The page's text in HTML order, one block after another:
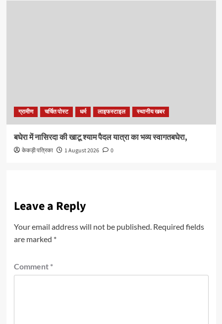
ग्रामीण चर्चित पोस्ट धर्म लाइफस्टाइल स्थानीय खबर
बघेरा में नासिरदा की खाटू श्याम पैदल यात्रा का भव्य स्वागतबघेरा,
केकड़ी पत्रिका 1 August 2026 0
Leave a Reply
Your email address will not be published. Required fields
are marked *
Comment *